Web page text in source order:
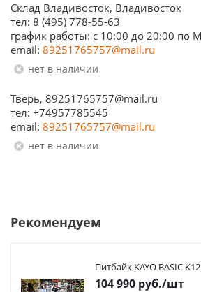
Склад Владивосток, Владивосток
тел: 8 (495) 778-55-63
график работы: с 10:00 до 20:00 по
email: 89251765757@mail.ru
Нет в наличии
Тверь, 89251765757@mail.ru
тел: +74957785545
email: 89251765757@mail.ru
Нет в наличии
Рекомендуем
Питбайк KAYO BASIC
104 990 руб./шт